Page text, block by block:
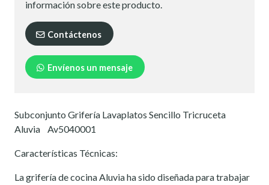
información sobre este producto.
Contáctenos
Envíenos un mensaje
Subconjunto Grifería Lavaplatos Sencillo Tricruceta
Aluvia Av5040001
Características Técnicas:
La grifería de cocina Aluvia ha sido diseñada para trabajar